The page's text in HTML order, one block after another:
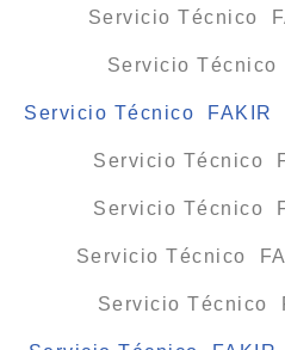
Servicio Técnico
Servicio
Servicio Técnico FAKIR
Servicio Técnico
Servicio Técnico
Servicio Técnico
Servicio Técnico